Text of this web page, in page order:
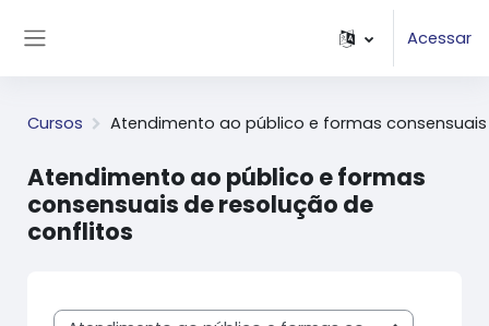
Acessar
Cursos Atendimento ao público e formas
Atendimento ao público e formas
consensuais de resolução de
conflitos